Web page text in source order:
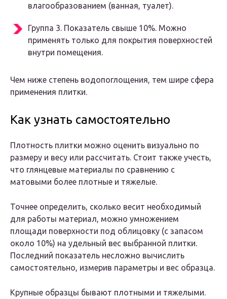
влагообразованием (ванная, туалет).
Группа 3. Показатель свыше 10%. Можно
применять только для покрытия поверхностей
внутри помещения.
Чем ниже степень водопоглощения, тем шире сфера
применения плитки.
Как узнать самостоятельно
Плотность плитки можно оценить визуально по
размеру и весу или рассчитать. Стоит также учесть,
что глянцевые материалы по сравнению с
матовыми более плотные и тяжелые.
Точнее определить, сколько весит необходимый
для работы материал, можно умножением
площади поверхности под облицовку (с запасом
около 10%) на удельный вес выбранной плитки.
Последний показатель несложно вычислить
самостоятельно, измерив параметры и вес образца.
Крупные образцы бывают плотными и тяжелыми.